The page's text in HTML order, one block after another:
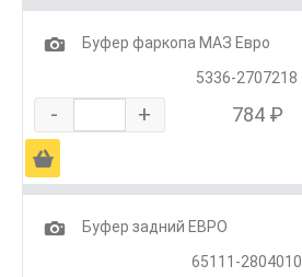
1
Буфер фаркопа МАЗ Евро
5336-2707218
- + 784 ₽
Ä
1
Буфер задний ЕВРО
65111-2804010